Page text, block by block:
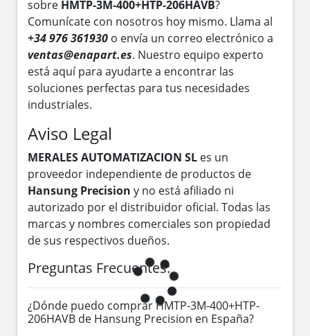
sobre HMTP-3M-400+HTP-206HAVB?
Comunícate con nosotros hoy mismo. Llama al
+34 976 361930 o envía un correo electrónico a
ventas@enapart.es. Nuestro equipo experto
está aquí para ayudarte a encontrar las
soluciones perfectas para tus necesidades
industriales.
Aviso Legal
MERALES AUTOMATIZACION SL es un
proveedor independiente de productos de
Hansung Precision y no está afiliado ni
autorizado por el distribuidor oficial. Todas las
marcas y nombres comerciales son propiedad
de sus respectivos dueños.
Preguntas Frecuentes:
¿Dónde puedo comprar HMTP-3M-400+HTP-
206HAVB de Hansung Precision en España?